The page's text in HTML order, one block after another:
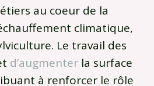
au coeur de la
climatique,
Le travail des
d’augmenter la surface
à renforcer le rôle